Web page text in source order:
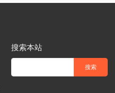
搜索本站